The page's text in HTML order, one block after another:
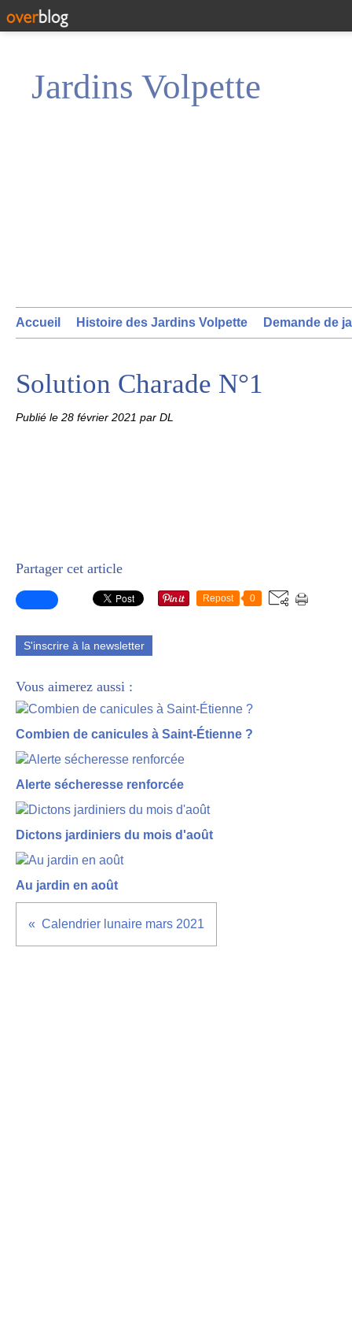
Jardins Volpette
Accueil Histoire des Jardins Volpette Demande de
Solution Charade N°1
Publié le 28 février 2021 par DL
Partager cet article
Repost 0
S'inscrire à la newsletter
Vous aimerez aussi :
Combien de canicules à Saint-Étienne ?
Alerte sécheresse renforcée
Dictons jardiniers du mois d'août
Au jardin en août
Calendrier lunaire mars 2021